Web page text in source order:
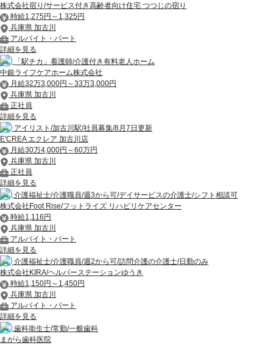
株式会社宿り/サービス付き高齢者向け住宅 つつじの宿り
時給1,275円～1,325円
兵庫県 加古川
アルバイト・パート
詳細を見る
「駅チカ」看護師/介護付き有料老人ホーム
中銀ライフケアホーム株式会社
月給32万3,000円～33万3,000円
兵庫県 加古川
正社員
詳細を見る
アイリスト/加古川駅/社員募集/8月7日更新
E'CREA エクレア 加古川店
月給30万4,000円～60万円
兵庫県 加古川
正社員
詳細を見る
介護福祉士/介護職員/週3から可/デイサービスの介護士/シフト相談可
株式会社Foot Rise/フットライズ リハビリケアセンター
時給1,116円
兵庫県 加古川
アルバイト・パート
詳細を見る
介護福祉士/介護職員/週2から可/訪問介護の介護士/日勤のみ
株式会社KIRA/ヘルパーステーションゆうき
時給1,150円～1,450円
兵庫県 加古川
アルバイト・パート
詳細を見る
歯科衛生士/常勤/一般歯科
まがら歯科医院